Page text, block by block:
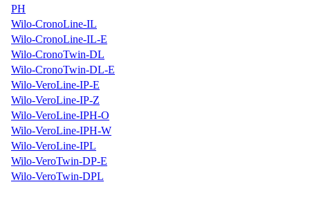
PH
Wilo-CronoLine-IL
Wilo-CronoLine-IL-E
Wilo-CronoTwin-DL
Wilo-CronoTwin-DL-E
Wilo-VeroLine-IP-E
Wilo-VeroLine-IP-Z
Wilo-VeroLine-IPH-O
Wilo-VeroLine-IPH-W
Wilo-VeroLine-IPL
Wilo-VeroTwin-DP-E
Wilo-VeroTwin-DPL